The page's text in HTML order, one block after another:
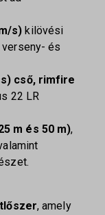
s) kilövési
és
cső, rimfire
22 LR
m és 50 m),
, amely